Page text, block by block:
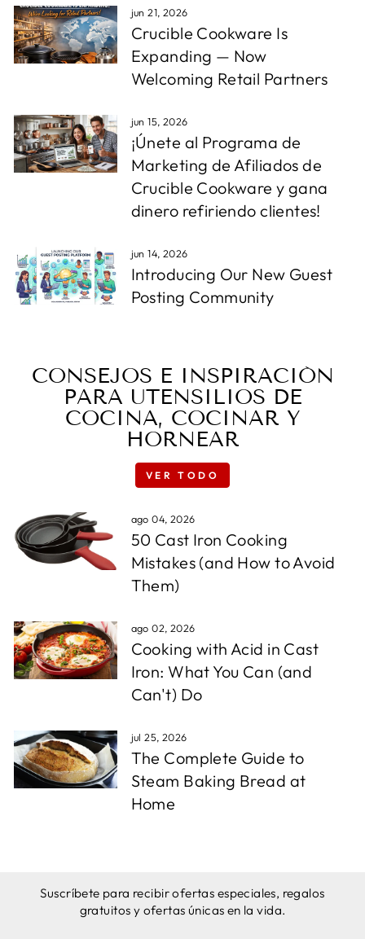
jun 21, 2026
Crucible Cookware Is
Expanding — Now
Welcoming Retail Partners
jun 15, 2026
¡Únete al Programa de
Marketing de Afiliados de
Crucible Cookware y gana
dinero refiriendo clientes!
jun 14, 2026
Introducing Our New Guest
Posting Community
CONSEJOS E INSPIRACIÓN
PARA UTENSILIOS DE
COCINA, COCINAR Y
HORNEAR
VER TODO
ago 04, 2026
50 Cast Iron Cooking
Mistakes (and How to Avoid
Them)
ago 02, 2026
Cooking with Acid in Cast
Iron: What You Can (and
Can't) Do
jul 25, 2026
The Complete Guide to
Steam Baking Bread at
Home
Suscríbete para recibir ofertas especiales, regalos
gratuitos y ofertas únicas en la vida.